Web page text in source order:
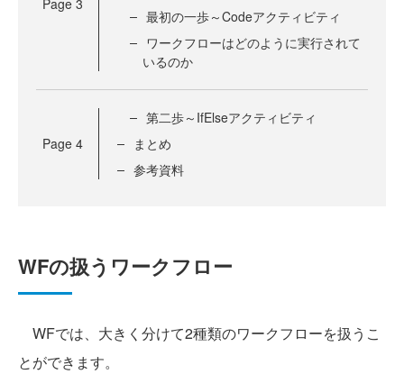
最初の一歩～Codeアクティビティ
ワークフローはどのように実行されて
いるのか
Page 4
第二歩～IfElseアクティビティ
まとめ
参考資料
WFの扱うワークフロー
WFでは、大きく分けて2種類のワークフローを扱うこ
とができます。